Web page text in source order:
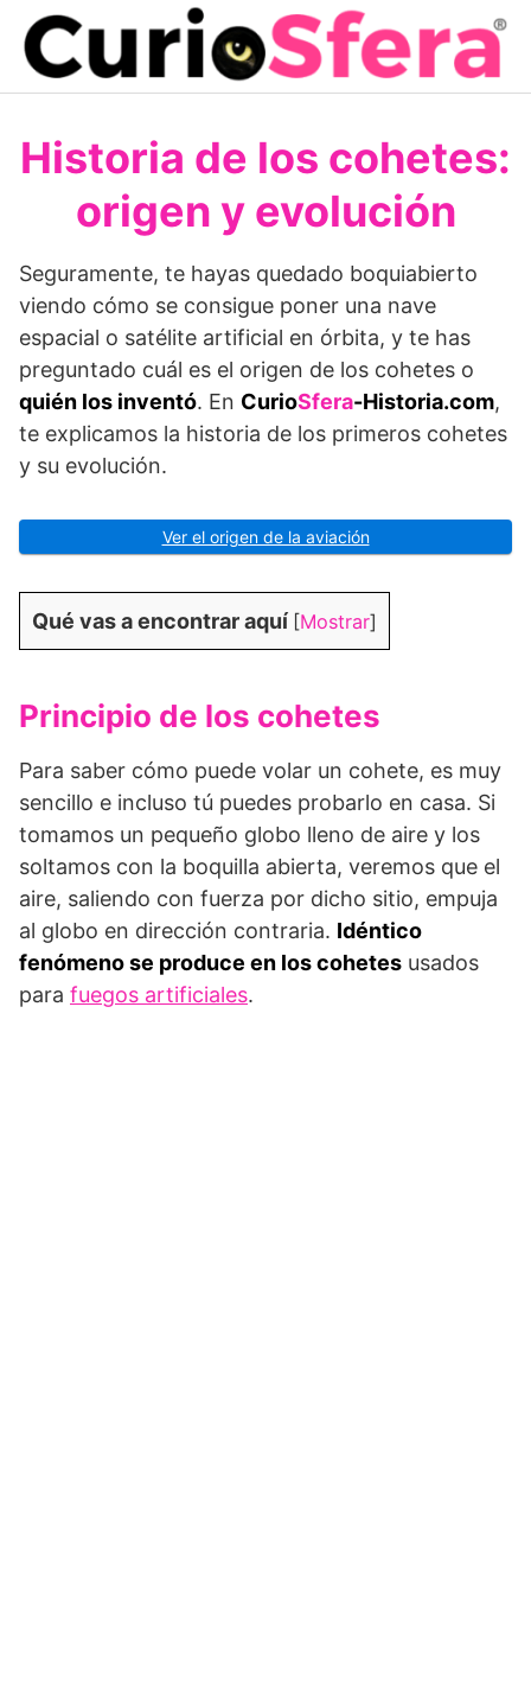
Saltar
contenido
Historia de los cohetes:
origen y evolución
Seguramente, te hayas quedado boquiabierto
viendo cómo se consigue poner una nave
espacial o satélite artificial en órbita, y te has
preguntado cuál es el origen de los cohetes o
quién los inventó. En CurioSfera-Historia.com,
te explicamos la historia de los primeros cohetes
y su evolución.
Ver el origen de la aviación
Qué vas a encontrar aquí [Mostrar]
Principio de los cohetes
Para saber cómo puede volar un cohete, es muy
sencillo e incluso tú puedes probarlo en casa. Si
tomamos un pequeño globo lleno de aire y los
soltamos con la boquilla abierta, veremos que el
aire, saliendo con fuerza por dicho sitio, empuja
al globo en dirección contraria. Idéntico
fenómeno se produce en los cohetes usados
para fuegos artificiales.